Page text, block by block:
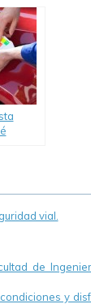
con
la
vial.
de
y